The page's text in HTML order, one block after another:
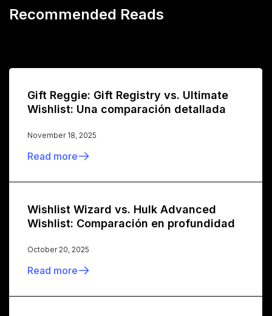
Recommended Reads
Gift Reggie: Gift Registry vs. Ultimate
Wishlist: Una comparación detallada
November 18, 2025
Read more
Wishlist Wizard vs. Hulk Advanced
Wishlist: Comparación en profundidad
October 20, 2025
Read more